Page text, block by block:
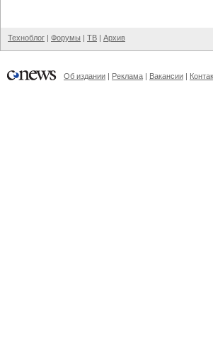
Техноблог | Форумы | ТВ | Архив
Об издании | Реклама | Вакансии |